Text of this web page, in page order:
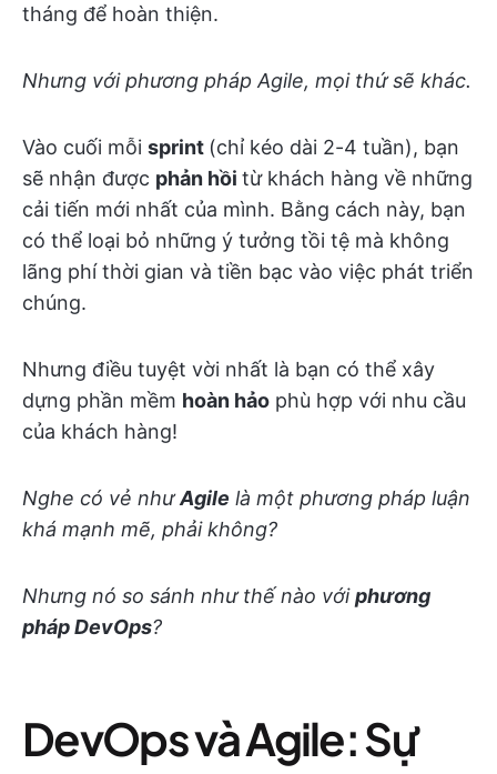
tháng để hoàn thiện.
Nhưng với phương pháp Agile, mọi thứ sẽ khác.
Vào cuối mỗi sprint (chỉ kéo dài 2-4 tuần), bạn
sẽ nhận được phản hồi từ khách hàng về những
cải tiến mới nhất của mình. Bằng cách này, bạn
có thể loại bỏ những ý tưởng tồi tệ mà không
lãng phí thời gian và tiền bạc vào việc phát triển
chúng.
Nhưng điều tuyệt vời nhất là bạn có thể xây
dựng phần mềm hoàn hảo phù hợp với nhu cầu
của khách hàng!
Nghe có vẻ nhưAgile là một phương pháp luận
khá mạnh mẽ, phải không?
Nhưng nó so sánh như thế nào vớiphương
pháp DevOps?
DevOps và Agile: Sự